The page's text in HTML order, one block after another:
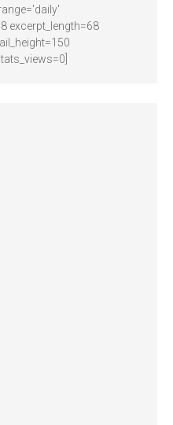
excerpt_length=68